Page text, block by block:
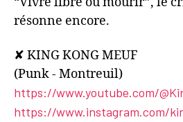
résonne encore.
✘ KING KONG MEUF
(Punk - Montreuil)
https://www.youtube.com/
https://www.instagram.com/